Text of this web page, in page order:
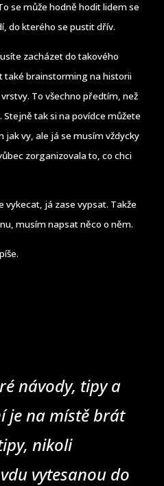
se může hodně hodit lidem se
do kterého se pustit dřív.
zacházet do takového
také brainstorming na historii
To všechno předtím, než
tak si na povídce můžete
jak vy, ale já se musím vždycky
zorganizovala to, co chci
vykecat, já zase vypsat. Takže
musím napsat něco o něm.
návody, tipy a
je na místě brát
nikoli
vytesanou do